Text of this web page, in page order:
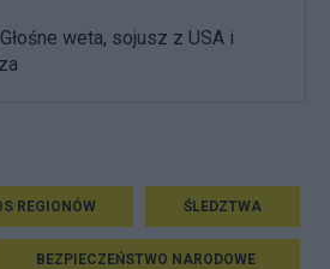
weta, sojusz z USA i
REGIONÓW ŚLEDZTWA
BEZPIECZEŃSTWO NARODOWE